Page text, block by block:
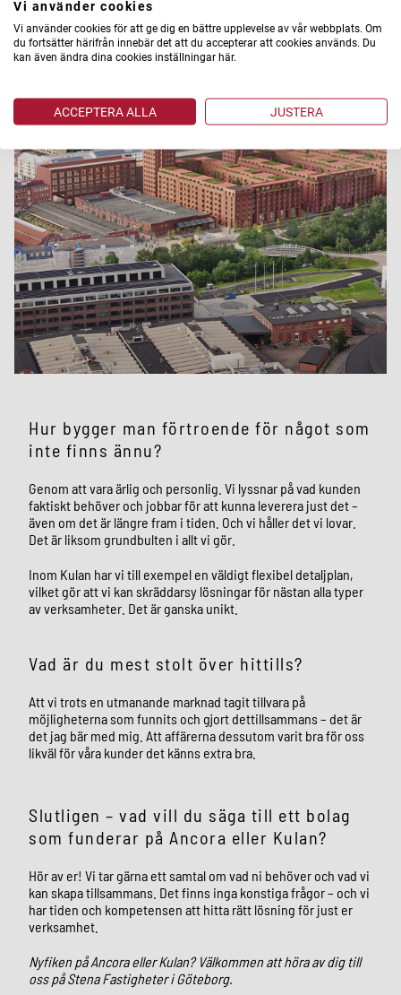
Hur bygger man förtroende för något som
inte finns ännu?
Genom att vara ärlig och personlig. Vi lyssnar på vad kunden
faktiskt behöver och jobbar för att kunna leverera just det –
även om det är längre fram i tiden. Och vi håller det vi lovar.
Det är liksom grundbulten i allt vi gör.
Inom Kulan har vi till exempel en väldigt flexibel detaljplan,
vilket gör att vi kan skräddarsy lösningar för nästan alla typer
av verksamheter. Det är ganska unikt.
Vad är du mest stolt över hittills?
Att vi trots en utmanande marknad tagit tillvara på
möjligheterna som funnits och gjort dettillsammans – det är
det jag bär med mig. Att affärerna dessutom varit bra för oss
likväl för våra kunder det känns extra bra.
Slutligen – vad vill du säga till ett bolag
som funderar på Ancora eller Kulan?
Hör av er! Vi tar gärna ett samtal om vad ni behöver och vad vi
kan skapa tillsammans. Det finns inga konstiga frågor – och vi
har tiden och kompetensen att hitta rätt lösning för just er
verksamhet.
Nyfiken på Ancora eller Kulan? Välkommen att höra av dig till
oss på Stena Fastigheter i Göteborg.
Vi använder cookies
Vi använder cookies för att ge dig en bättre upplevelse av vår webbplats. Om
du fortsätter härifrån innebär det att du accepterar att cookies används. Du
kan även ändra dina cookies inställningar här.
ACCEPTERA ALLA JUSTERA